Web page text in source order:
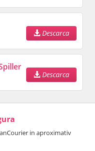
Descarca
Descarca
in aproximativ